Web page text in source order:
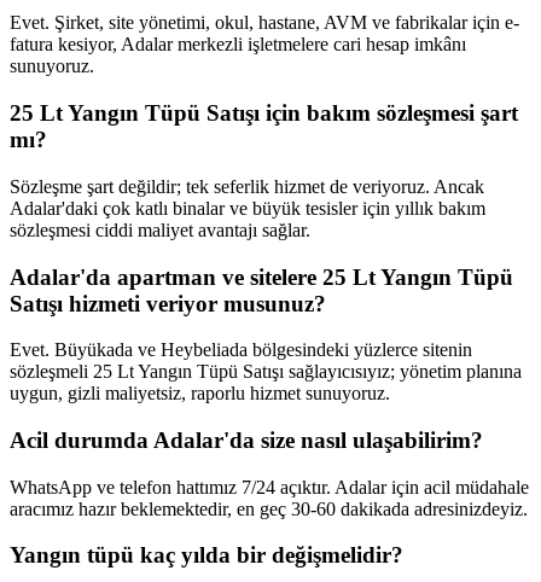
Evet. Şirket, site yönetimi, okul, hastane, AVM ve fabrikalar için e-
fatura kesiyor, Adalar merkezli işletmelere cari hesap imkânı
sunuyoruz.
25 Lt Yangın Tüpü Satışı için bakım sözleşmesi şart
mı?
Sözleşme şart değildir; tek seferlik hizmet de veriyoruz. Ancak
Adalar'daki çok katlı binalar ve büyük tesisler için yıllık bakım
sözleşmesi ciddi maliyet avantajı sağlar.
Adalar'da apartman ve sitelere 25 Lt Yangın Tüpü
Satışı hizmeti veriyor musunuz?
Evet. Büyükada ve Heybeliada bölgesindeki yüzlerce sitenin
sözleşmeli 25 Lt Yangın Tüpü Satışı sağlayıcısıyız; yönetim planına
uygun, gizli maliyetsiz, raporlu hizmet sunuyoruz.
Acil durumda Adalar'da size nasıl ulaşabilirim?
WhatsApp ve telefon hattımız 7/24 açıktır. Adalar için acil müdahale
aracımız hazır beklemektedir, en geç 30-60 dakikada adresinizdeyiz.
Yangın tüpü kaç yılda bir değişmelidir?